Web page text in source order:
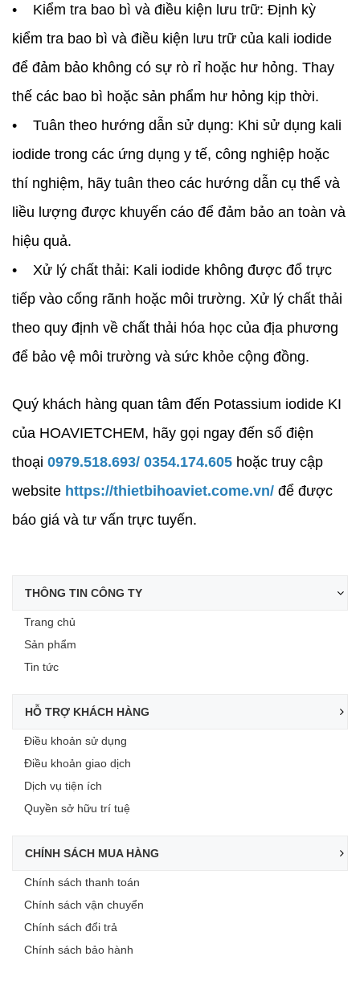
• Kiểm tra bao bì và điều kiện lưu trữ: Định kỳ
kiểm tra bao bì và điều kiện lưu trữ của kali iodide
để đảm bảo không có sự rò rỉ hoặc hư hỏng. Thay
thế các bao bì hoặc sản phẩm hư hỏng kịp thời.
• Tuân theo hướng dẫn sử dụng: Khi sử dụng kali
iodide trong các ứng dụng y tế, công nghiệp hoặc
thí nghiệm, hãy tuân theo các hướng dẫn cụ thể và
liều lượng được khuyến cáo để đảm bảo an toàn và
hiệu quả.
• Xử lý chất thải: Kali iodide không được đổ trực
tiếp vào cống rãnh hoặc môi trường. Xử lý chất thải
theo quy định về chất thải hóa học của địa phương
để bảo vệ môi trường và sức khỏe cộng đồng.
Quý khách hàng quan tâm đến Potassium iodide KI
của HOAVIETCHEM, hãy gọi ngay đến số điện
thoại 0979.518.693/ 0354.174.605 hoặc truy cập
website https://thietbihoaviet.come.vn/ để được
báo giá và tư vấn trực tuyến.
THÔNG TIN CÔNG TY
Trang chủ
Sản phẩm
Tin tức
HỖ TRỢ KHÁCH HÀNG
Điều khoản sử dụng
Điều khoản giao dịch
Dịch vụ tiện ích
Quyền sở hữu trí tuệ
CHÍNH SÁCH MUA HÀNG
Chính sách thanh toán
Chính sách vận chuyển
Chính sách đổi trả
Chính sách bảo hành